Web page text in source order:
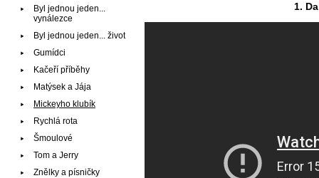
1.
Byl jednou jeden...
vynálezce
Byl jednou jeden... život
Gumídci
Kačeří příběhy
Matýsek a Jája
Mickeyho klubík
Rychlá rota
Šmoulové
Tom a Jerry
Znělky a písničky